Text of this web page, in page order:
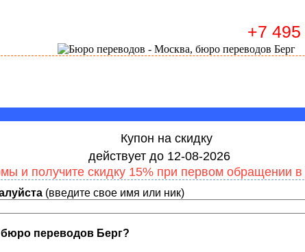
+7 495
Купон на скидку
действует до 12-08-2026
и получите скидку 15% при первом обращении в
(введите свое имя или ник)
переводов Берг?